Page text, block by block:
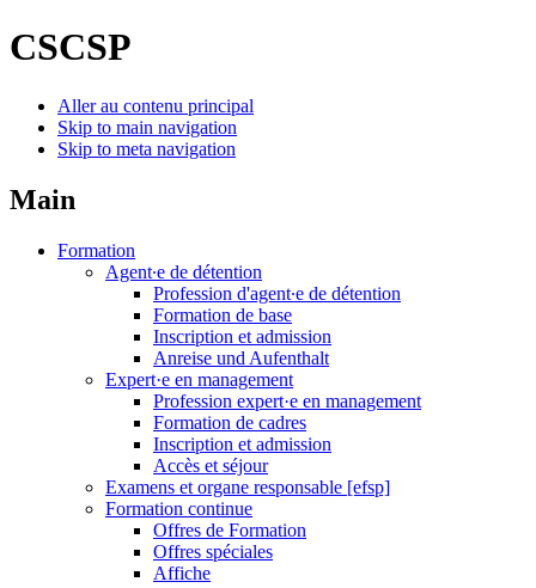
CSCSP
Aller au contenu principal
Skip to main navigation
Skip to meta navigation
Main
Formation
Agent∙e de détention
Profession d'agent∙e de détention
Formation de base
Inscription et admission
Anreise und Aufenthalt
Expert·e en management
Profession expert·e en management
Formation de cadres
Inscription et admission
Accès et séjour
Examens et organe responsable [efsp]
Formation continue
Offres de Formation
Offres spéciales
Affiche